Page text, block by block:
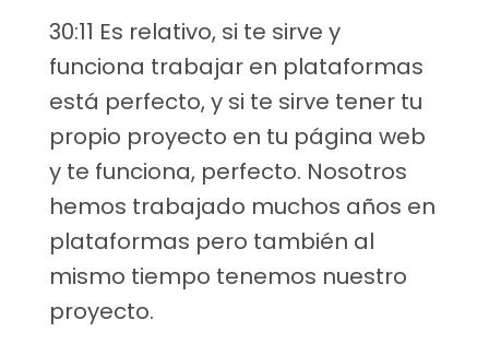
30:11 Es relativo, si te sirve y
funciona trabajar en plataformas
está perfecto, y si te sirve tener tu
propio proyecto en tu página web
y te funciona, perfecto. Nosotros
hemos trabajado muchos años en
plataformas pero también al
mismo tiempo tenemos nuestro
proyecto.